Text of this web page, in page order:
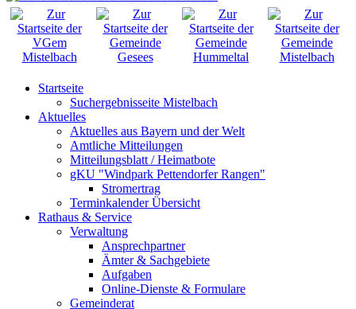
Startseite
Suchergebnisseite Mistelbach
Aktuelles
Aktuelles aus Bayern und der Welt
Amtliche Mitteilungen
Mitteilungsblatt / Heimatbote
gKU "Windpark Pettendorfer Rangen"
Stromertrag
Terminkalender Übersicht
Rathaus & Service
Verwaltung
Ansprechpartner
Ämter & Sachgebiete
Aufgaben
Online-Dienste & Formulare
Gemeinderat